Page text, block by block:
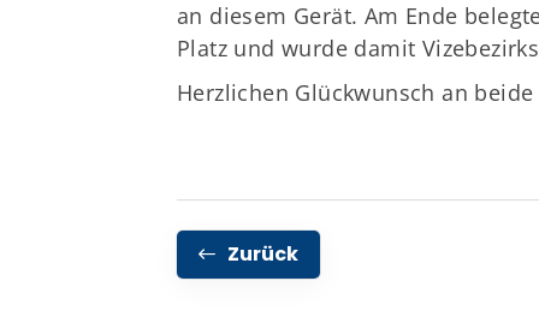
an diesem Gerät. Am Ende
Platz und wurde damit
Herzlichen Glückwunsch an
Zurück